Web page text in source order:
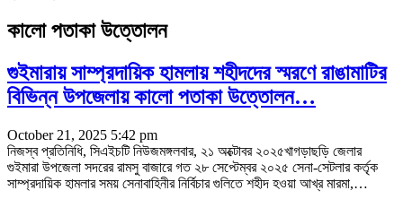
কালো পতাকা উত্তোলন
গুইমারায় সাম্প্রদায়িক হামলায় শহীদদের স্মরণে রাঙামাটির
বিভিন্ন উপজেলায় কালো পতাকা উত্তোলন…
October 21, 2025 5:42 pm
নিজস্ব প্রতিনিধি, সিএইচটি নিউজমঙ্গলবার, ২১ অক্টোবর ২০২৫খাগড়াছড়ি জেলার
গুইমারা উপজেলা সদরের রামসু বাজারে গত ২৮ সেপ্টেম্বর ২০২৫ সেনা-সেটলার কর্তৃক
সাম্প্রদায়িক হামলার সময় সেনাবাহিনীর নির্বিচার গুলিতে শহীদ হওয়া আখ্র মারমা,…